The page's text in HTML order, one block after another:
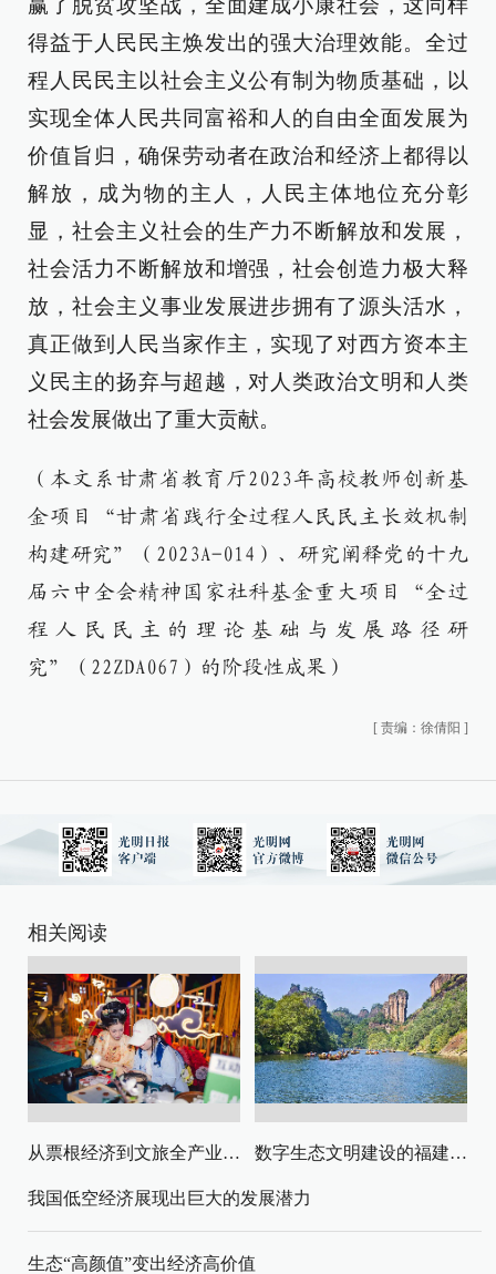
赢了脱贫攻坚战，全面建成小康社会，这同样
得益于人民民主焕发出的强大治理效能。全过
程人民民主以社会主义公有制为物质基础，以
实现全体人民共同富裕和人的自由全面发展为
价值旨归，确保劳动者在政治和经济上都得以
解放，成为物的主人，人民主体地位充分彰
显，社会主义社会的生产力不断解放和发展，
社会活力不断解放和增强，社会创造力极大释
放，社会主义事业发展进步拥有了源头活水，
真正做到人民当家作主，实现了对西方资本主
义民主的扬弃与超越，对人类政治文明和人类
社会发展做出了重大贡献。
（本文系甘肃省教育厅2023年高校教师创新基
金项目“甘肃省践行全过程人民民主长效机制
构建研究”（2023A-014）、研究阐释党的十九
届六中全会精神国家社科基金重大项目“全过
程人民民主的理论基础与发展路径研
究”（22ZDA067）的阶段性成果）
[ 责编：徐倩阳 ]
相关阅读
从票根经济到文旅全产业链升级 数字生态文明建设的福建路径与启示
我国低空经济展现出巨大的发展潜力
生态“高颜值”变出经济高价值